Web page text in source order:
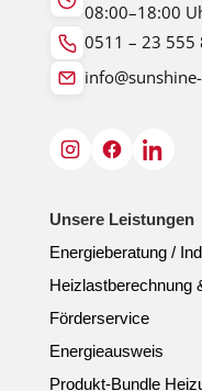
08:00–18:00
0511 – 23 555
Unsere Leistungen
Energieberatung /
Heizlastberechnung
Förderservice
Energieausweis
Produkt-Bundle